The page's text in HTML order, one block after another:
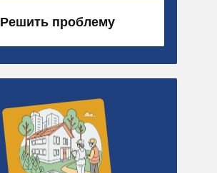
Решить проблему